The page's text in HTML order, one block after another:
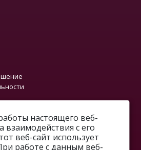
проверки ошибок. Обнаружив
ее и нажмите Ctrl + Enter.
настоящего веб-
взаимодействия с его
веб-сайт использует
работе с данным веб-